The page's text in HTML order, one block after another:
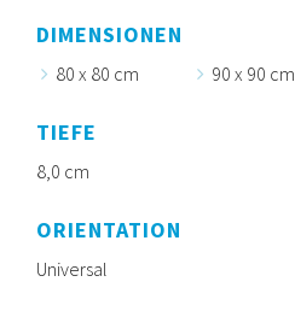
DIMENSIONEN
80 x 80 cm 90 x 90 cm
TIEFE
8,0 cm
ORIENTATION
Universal